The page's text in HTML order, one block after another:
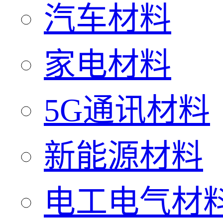
汽车材料
家电材料
5G通讯材料
新能源材料
电工电气材